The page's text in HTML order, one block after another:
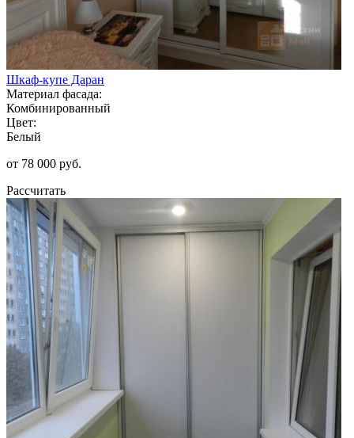
Шкаф-купе Даран
Материал фасада:
Комбинированный
Цвет:
Белый
от 78 000 руб.
Рассчитать